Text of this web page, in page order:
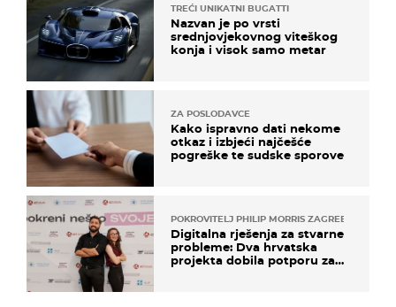
TREĆI UNIKATNI BUGATTI
Nazvan je po vrsti
srednjovjekovnog viteškog
konja i visok samo metar
ZA POSLODAVCE
Kako ispravno dati nekome
otkaz i izbjeći najčešće
pogreške te sudske sporove
POKROVITELJ PHILIP MORRIS ZAGREB
Digitalna rješenja za stvarne
probleme: Dva hrvatska
projekta dobila potporu za